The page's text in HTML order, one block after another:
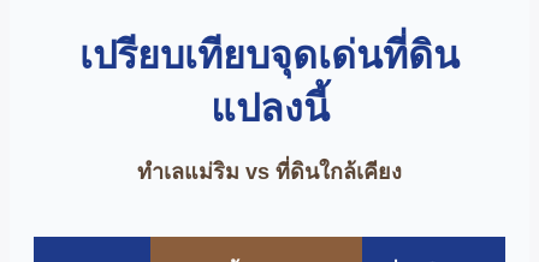
เปรียบเทียบจุดเด่นที่ดิน
แปลงนี้
ทำเลแม่ริม vs ที่ดินใกล้เคียง